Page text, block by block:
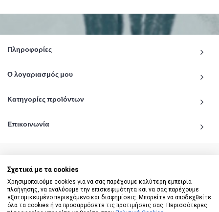
Πληροφορίες
Ο λογαριασμός μου
Κατηγορίες προϊόντων
Επικοινωνία
© 2020 - 2026 katiginetai.gr All Rights Reserved.
Σχετικά με τα cookies
Χρησιμοποιούμε cookies για να σας παρέχουμε καλύτερη εμπειρία
πλοήγησης, να αναλύουμε την επισκεψιμότητα και να σας παρέχουμε
εξατομικευμένο περιεχόμενο και διαφημίσεις. Μπορείτε να αποδεχθείτε
όλα τα cookies ή να προσαρμόσετε τις προτιμήσεις σας. Περισσότερες